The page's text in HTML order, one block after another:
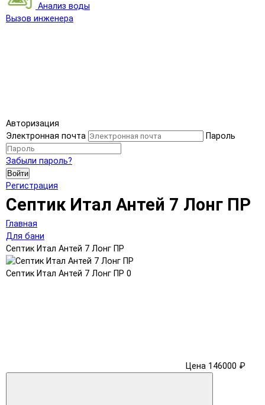
Анализ воды
Вызов инженера
Авторизация
Электронная почта
Пароль
Забыли пароль?
Войти
Регистрация
Септик Итал Антей 7 Лонг ПР
Главная
Для бани
Септик Итал Антей 7 Лонг ПР
Септик Итал Антей 7 Лонг ПР 0
Цена 146000 ₽